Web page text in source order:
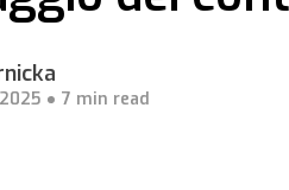
7 min read